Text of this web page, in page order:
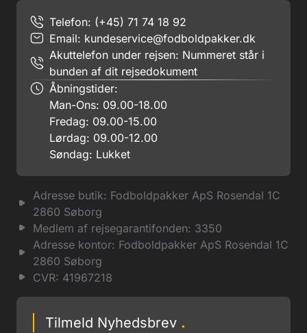
Telefon: (+45) 71 74 18 92
Email: kundeservice@fodboldpakker.dk
Akuttelefon under rejsen: Nummeret står i
bunden af dit rejsedokument
Åbningstider:
Man-Ons: 09.00-18.00
Fredag: 09.00-15.00
Lørdag: 09.00-12.00
Søndag: Lukket
Adresse butik: Fodboldpakker ApS Rosendal 1C
2860 Søborg
Medlem af rejsegarantifonden: 3350
Adresse kontor: Fodboldpakker ApS Rosendal 1C
2860 Søborg
CVR: 41967218
Tilmeld Nyhedsbrev .